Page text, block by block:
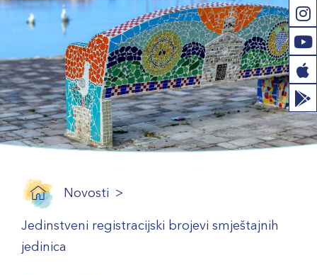
Novosti
Jedinstveni registracijski brojevi smještajnih
jedinica